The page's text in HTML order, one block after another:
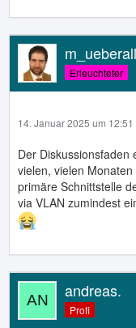
m_ueberall
Erleuchteter
14. Januar 2025 um 12:51
Der Diskussionsfaden
vielen, vielen
primäre Schnittstelle
via VLAN zumindest
andreas.
Profi